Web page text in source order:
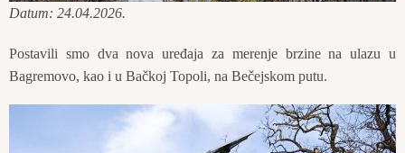
Datum: 24.04.2026.
Postavili smo dva nova uređaja za merenje brzine na ulazu u
Bagremovo, kao i u Bačkoj Topoli, na Bečejskom putu.